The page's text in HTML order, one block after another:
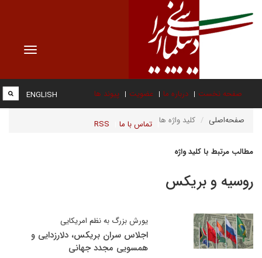
Toggle
صفحه نخست درباره ما عضویت پیوند ها
تماس با ما RSS
ENGLISH
صفحه‌اصلی کلید واژه ها
مطالب مرتبط با کلید واژه
روسیه و بریکس
یورش بزرگ به نظم امریکایی
اجلاس سران بریکس، دلارزدایی و
همسویی مجدد جهانی